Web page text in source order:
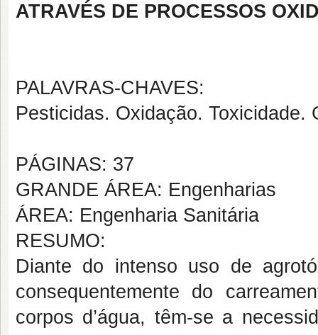
ATRAVÉS DE PROCESSOS
PALAVRAS-CHAVES:
Pesticidas. Oxidação. Toxicidade.
PÁGINAS: 37
GRANDE ÁREA: Engenharias
ÁREA: Engenharia Sanitária
RESUMO:
Diante do intenso uso de
consequentemente do
corpos d’água, têm-se a